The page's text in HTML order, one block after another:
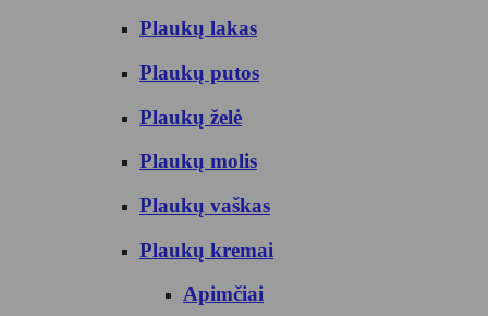
Plaukų lakas
Plaukų putos
Plaukų želė
Plaukų molis
Plaukų vaškas
Plaukų kremai
Apimčiai